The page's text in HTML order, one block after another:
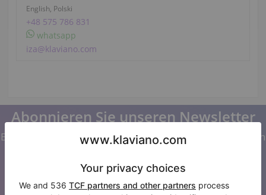
English, Polski
+48 575 786 831
whatsapp
iza@klaviano.com
Abonnieren Sie unseren Newsletter
Bleiben Sie auf dem Laufenden mit allen Neuigkeiten von